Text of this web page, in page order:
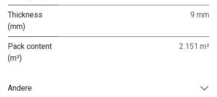
Thickness
(mm)
9 mm
Pack content
(m²)
2.151 m²
Andere